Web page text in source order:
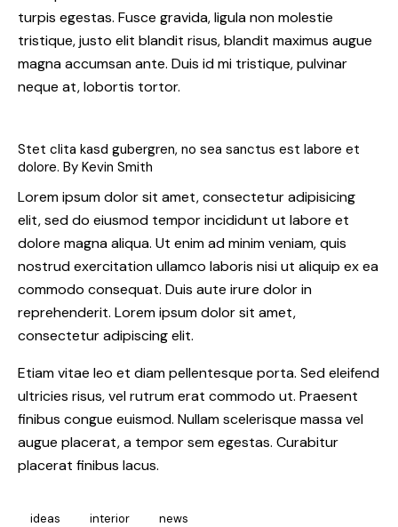
turpis egestas. Fusce gravida, ligula non molestie
tristique, justo elit blandit risus, blandit maximus augue
magna accumsan ante. Duis id mi tristique, pulvinar
neque at, lobortis tortor.
Stet clita kasd gubergren, no sea sanctus est labore et
dolore. By Kevin Smith
Lorem ipsum dolor sit amet, consectetur adipisicing
elit, sed do eiusmod tempor incididunt ut labore et
dolore magna aliqua. Ut enim ad minim veniam, quis
nostrud exercitation ullamco laboris nisi ut aliquip ex ea
commodo consequat. Duis aute irure dolor in
reprehenderit. Lorem ipsum dolor sit amet,
consectetur adipiscing elit.
Etiam vitae leo et diam pellentesque porta. Sed eleifend
ultricies risus, vel rutrum erat commodo ut. Praesent
finibus congue euismod. Nullam scelerisque massa vel
augue placerat, a tempor sem egestas. Curabitur
placerat finibus lacus.
ideas interior news